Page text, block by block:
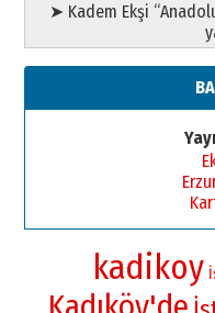
➤ Kadem Ekşi
kadikoy